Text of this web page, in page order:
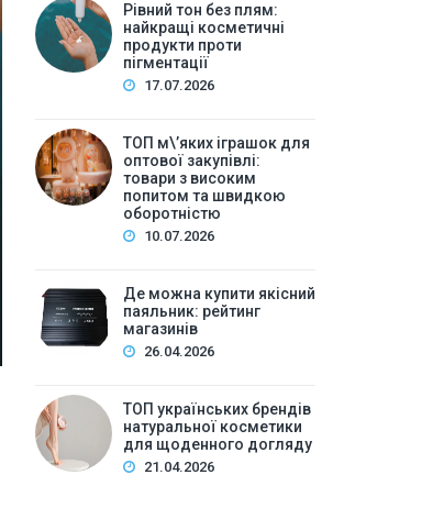
ТОП м\’яких іграшок для
високим попитом
Зміст:Історія попиту на м\’які іграшки: від
оптової закупівлі у 2026 роціKalibri — лідер за
Рівний тон без плям:
найкращі косметичні
продукти проти
пігментації
17.07.2026
ТОП м\’яких іграшок для
оптової закупівлі:
товари з високим
попитом та швидкою
оборотністю
10.07.2026
Де можна купити якісний
паяльник: рейтинг
магазинів
26.04.2026
ТОП українських брендів
натуральної косметики
для щоденного догляду
21.04.2026